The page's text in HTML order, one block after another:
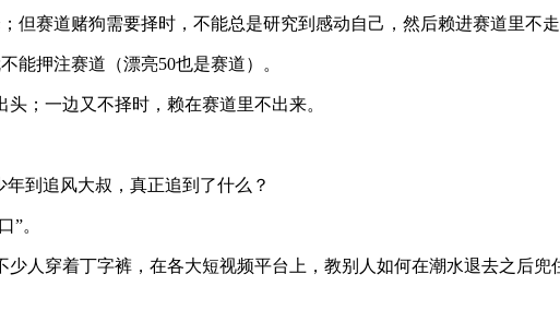
但赛道赌狗需要择时，不能总是研究到感动自己，然后赖进赛道里不走
能押注赛道（漂亮50也是赛道）。
；一边又不择时，赖在赛道里不出来。
到追风大叔，真正追到了什么？
”。
人穿着丁字裤，在各大短视频平台上，教别人如何在潮水退去之后兜